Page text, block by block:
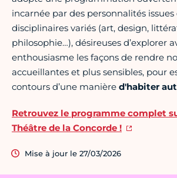
incarnée par des personnalités
disciplinaires variés (art, design,
philosophie…), désireuses d’explorer
enthousiasme les façons de rendre
accueillantes et plus sensibles, pour
contours d’une manière d'habiter
Retrouvez le programme complet
Théâtre de la Concorde !
Mise à jour le 27/03/2026